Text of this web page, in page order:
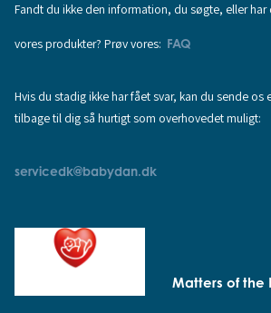
Fandt du ikke den information, du søgte, eller
vores produkter? Prøv vores: FAQ
Hvis du stadig ikke har fået svar, kan du sende os
tilbage til dig så hurtigt som overhovedet muligt:
servicedk@babydan.dk
Matters of the